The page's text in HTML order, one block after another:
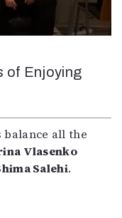
of Enjoying
balance all the
Vlasenko
Salehi.